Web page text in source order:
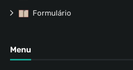
Formulário
Menu